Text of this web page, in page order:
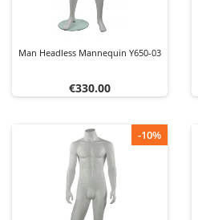
Man Headless Mannequin Y650-03
Price
€330.00
-10%